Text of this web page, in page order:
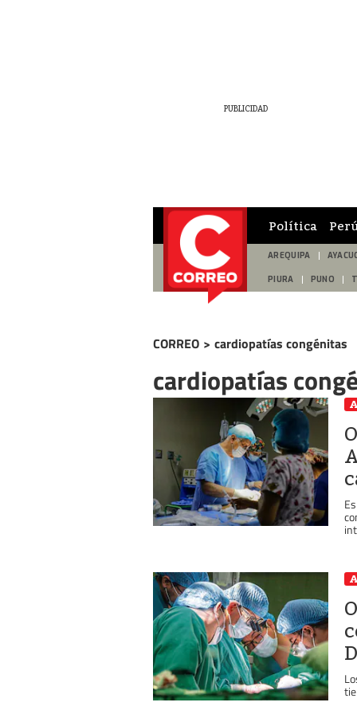
Política
AREQUIPA
PIURA PUNO
CORREO > cardiopatías congénitas
cardiopatías